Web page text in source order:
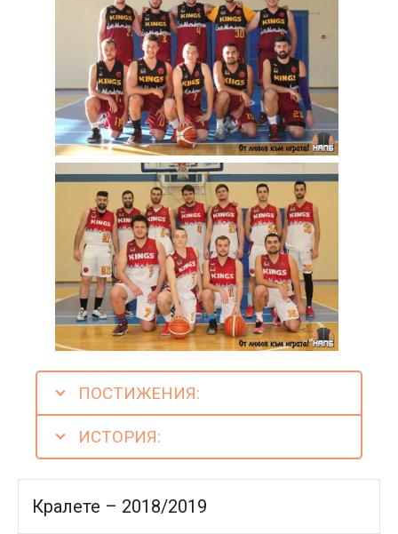
ПОСТИЖЕНИЯ:
ИСТОРИЯ:
Кралете – 2018/2019